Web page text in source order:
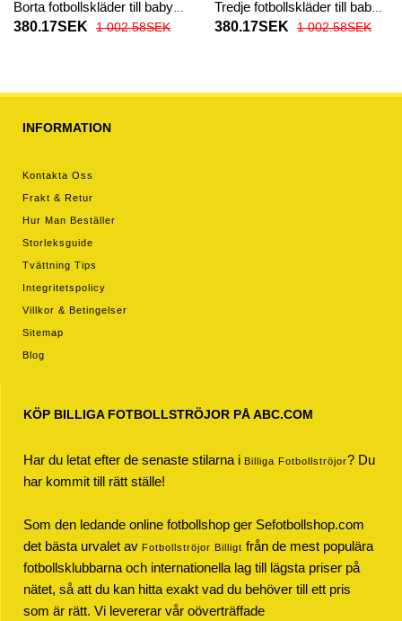
Borta fotbollskläder till baby
2025-26 Kortärmad (+ Korta
380.17SEK 1 002.58SEK
Tredje fotbollskläder till baby
2025-26 Kortärmad (+ Korta
380.17SEK 1 002.58SEK
INFORMATION
Kontakta Oss
Frakt & Retur
Hur Man Beställer
Storleksguide
Tvättning Tips
Integritetspolicy
Villkor & Betingelser
Sitemap
Blog
KÖP BILLIGA FOTBOLLSTRÖJOR PÅ ABC.COM
Har du letat efter de senaste stilarna i Billiga Fotbollströjor? Du
har kommit till rätt ställe!
Som den ledande online fotbollshop ger Sefotbollshop.com
det bästa urvalet av Fotbollströjor Billigt från de mest populära
fotbollsklubbarna och internationella lag till lägsta priser på
nätet, så att du kan hitta exakt vad du behöver till ett pris
som är rätt. Vi levererar vår oöverträffade